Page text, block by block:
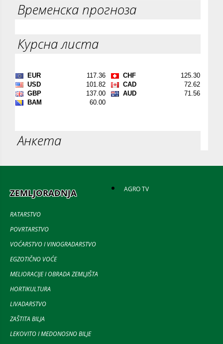
Временска прогноза
Курсна листа
Анкета
ZEMLJORADNJA
RATARSTVO
POVRTARSTVO
VOĆARSTVO I VINOGRADARSTVO
EGZOTIČNO VOĆE
MELIORACIJE I OBRADA ZEMLJIŠTA
HORTIKULTURA
LIVADARSTVO
ZAŠTITA BILJA
LEKOVITO I MEDONOSNO BILJE
AGRO TV